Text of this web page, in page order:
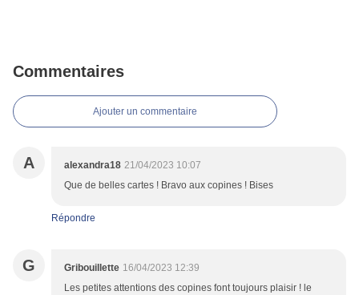
Commentaires
Ajouter un commentaire
A alexandra18 21/04/2023 10:07
Que de belles cartes ! Bravo aux copines ! Bises
Répondre
G Gribouillette 16/04/2023 12:39
Les petites attentions des copines font toujours plaisir ! le